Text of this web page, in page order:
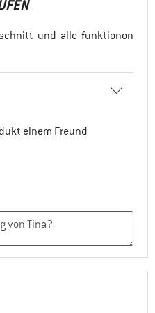
dafür
und alle funktionon
einem Freund